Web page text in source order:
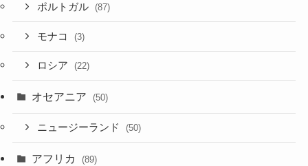
ポルトガル (87)
モナコ (3)
ロシア (22)
オセアニア (50)
ニュージーランド (50)
アフリカ (89)